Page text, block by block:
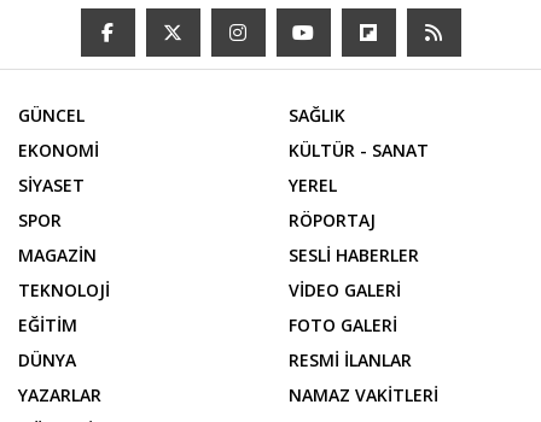
GÜNCEL
EKONOMİ
SİYASET
SPOR
MAGAZİN
TEKNOLOJİ
EĞİTİM
DÜNYA
SAĞLIK
KÜLTÜR - SANAT
YEREL
RÖPORTAJ
SESLİ HABERLER
VİDEO GALERİ
FOTO GALERİ
RESMİ İLANLAR
YAZARLAR
NAMAZ VAKİTLERİ